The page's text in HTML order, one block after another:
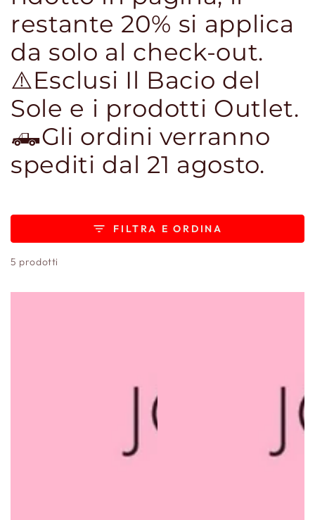
restante 20% si applica
da solo al check-out.
⚠️Esclusi Il Bacio del
Sole e i prodotti Outlet.
🛻Gli ordini verranno
spediti dal 21 agosto.
FILTRA E ORDINA
5 prodotti